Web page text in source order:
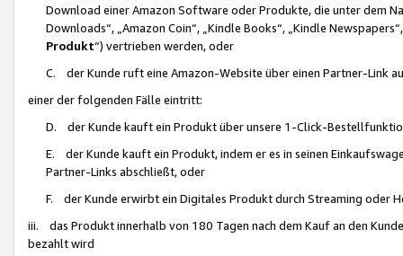
Download einer Amazon Software oder Produkte, die unter dem
Downloads“, „Amazon Coin“, „Kindle Books“, „Kindle
Produkt“) vertrieben werden, oder
C. der Kunde ruft eine Amazon-Website über einen Partner-Link
einer der folgenden Fälle eintritt:
D. der Kunde kauft ein Produkt über unsere 1-Click-
E. der Kunde kauft ein Produkt, indem er es in seinen
Partner-Links abschließt, oder
F. der Kunde erwirbt ein Digitales Produkt durch Streaming oder
iii. das Produkt innerhalb von 180 Tagen nach dem Kauf an den
bezahlt wird